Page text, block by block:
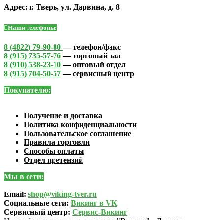
Адрес: г. Тверь, ул. Дарвина, д. 8
Наши телефоны:
8 (4822) 79-90-80— телефон/факс
8 (915) 735-57-76— торговый зал
8 (910) 538-23-10— оптовый отдел
8 (915) 704-50-57— сервисный центр
Покупателю:
Получение и доставка
Политика конфиденциальности
Пользовательское соглашение
Правила торговли
Способы оплаты
Отдел претензий
Мы в сети:
Email: shop@viking-tver.ru
Социальные сети: Викинг в VK
Сервисный центр: Сервис-Викинг